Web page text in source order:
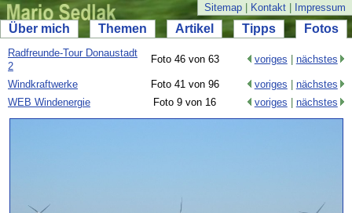
Sitemap Kontakt Impressum
Über mich Themen Artikel Tipps Fotos
Radfreunde-Tour Donaustadt
2
Foto 46 von 63 voriges nächstes
Windkraftwerke Foto 41 von 96 voriges
nächstes
WEB Windenergie
Foto 9 von 16 voriges nächstes